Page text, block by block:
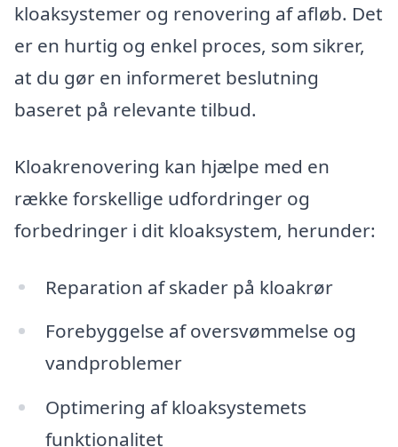
kloaksystemer og renovering af afløb. Det
er en hurtig og enkel proces, som sikrer,
at du gør en informeret beslutning
baseret på relevante tilbud.
Kloakrenovering kan hjælpe med en
række forskellige udfordringer og
forbedringer i dit kloaksystem, herunder:
Reparation af skader på kloakrør
Forebyggelse af oversvømmelse og
vandproblemer
Optimering af kloaksystemets
funktionalitet